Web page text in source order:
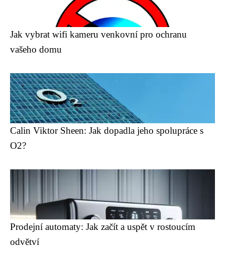
Jak vybrat wifi kameru venkovní pro ochranu
vašeho domu
Calin Viktor Sheen: Jak dopadla jeho spolupráce s
O2?
Prodejní automaty: Jak začít a uspět v rostoucím
odvětví